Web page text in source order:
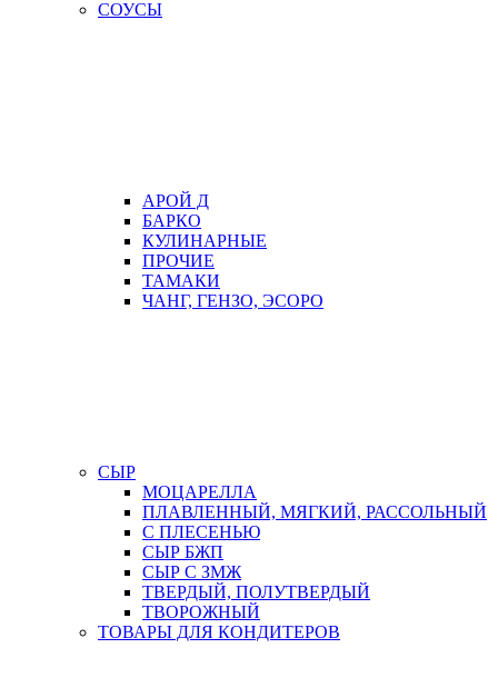
СОУСЫ
АРОЙ Д
БАРКО
КУЛИНАРНЫЕ
ПРОЧИЕ
ТАМАКИ
ЧАНГ, ГЕНЗО, ЭСОРО
СЫР
МОЦАРЕЛЛА
ПЛАВЛЕННЫЙ, МЯГКИЙ, РАССОЛЬНЫЙ
С ПЛЕСЕНЬЮ
СЫР БЖП
СЫР С ЗМЖ
ТВЕРДЫЙ, ПОЛУТВЕРДЫЙ
ТВОРОЖНЫЙ
ТОВАРЫ ДЛЯ КОНДИТЕРОВ